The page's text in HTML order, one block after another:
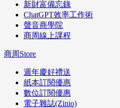
新財富備忘錄
ChatGPT效率工作術
聲音商學院
商周線上課程
商周Store
週年慶好禮送
紙本訂閱優惠
數位訂閱優惠
電子雜誌(Zinio)